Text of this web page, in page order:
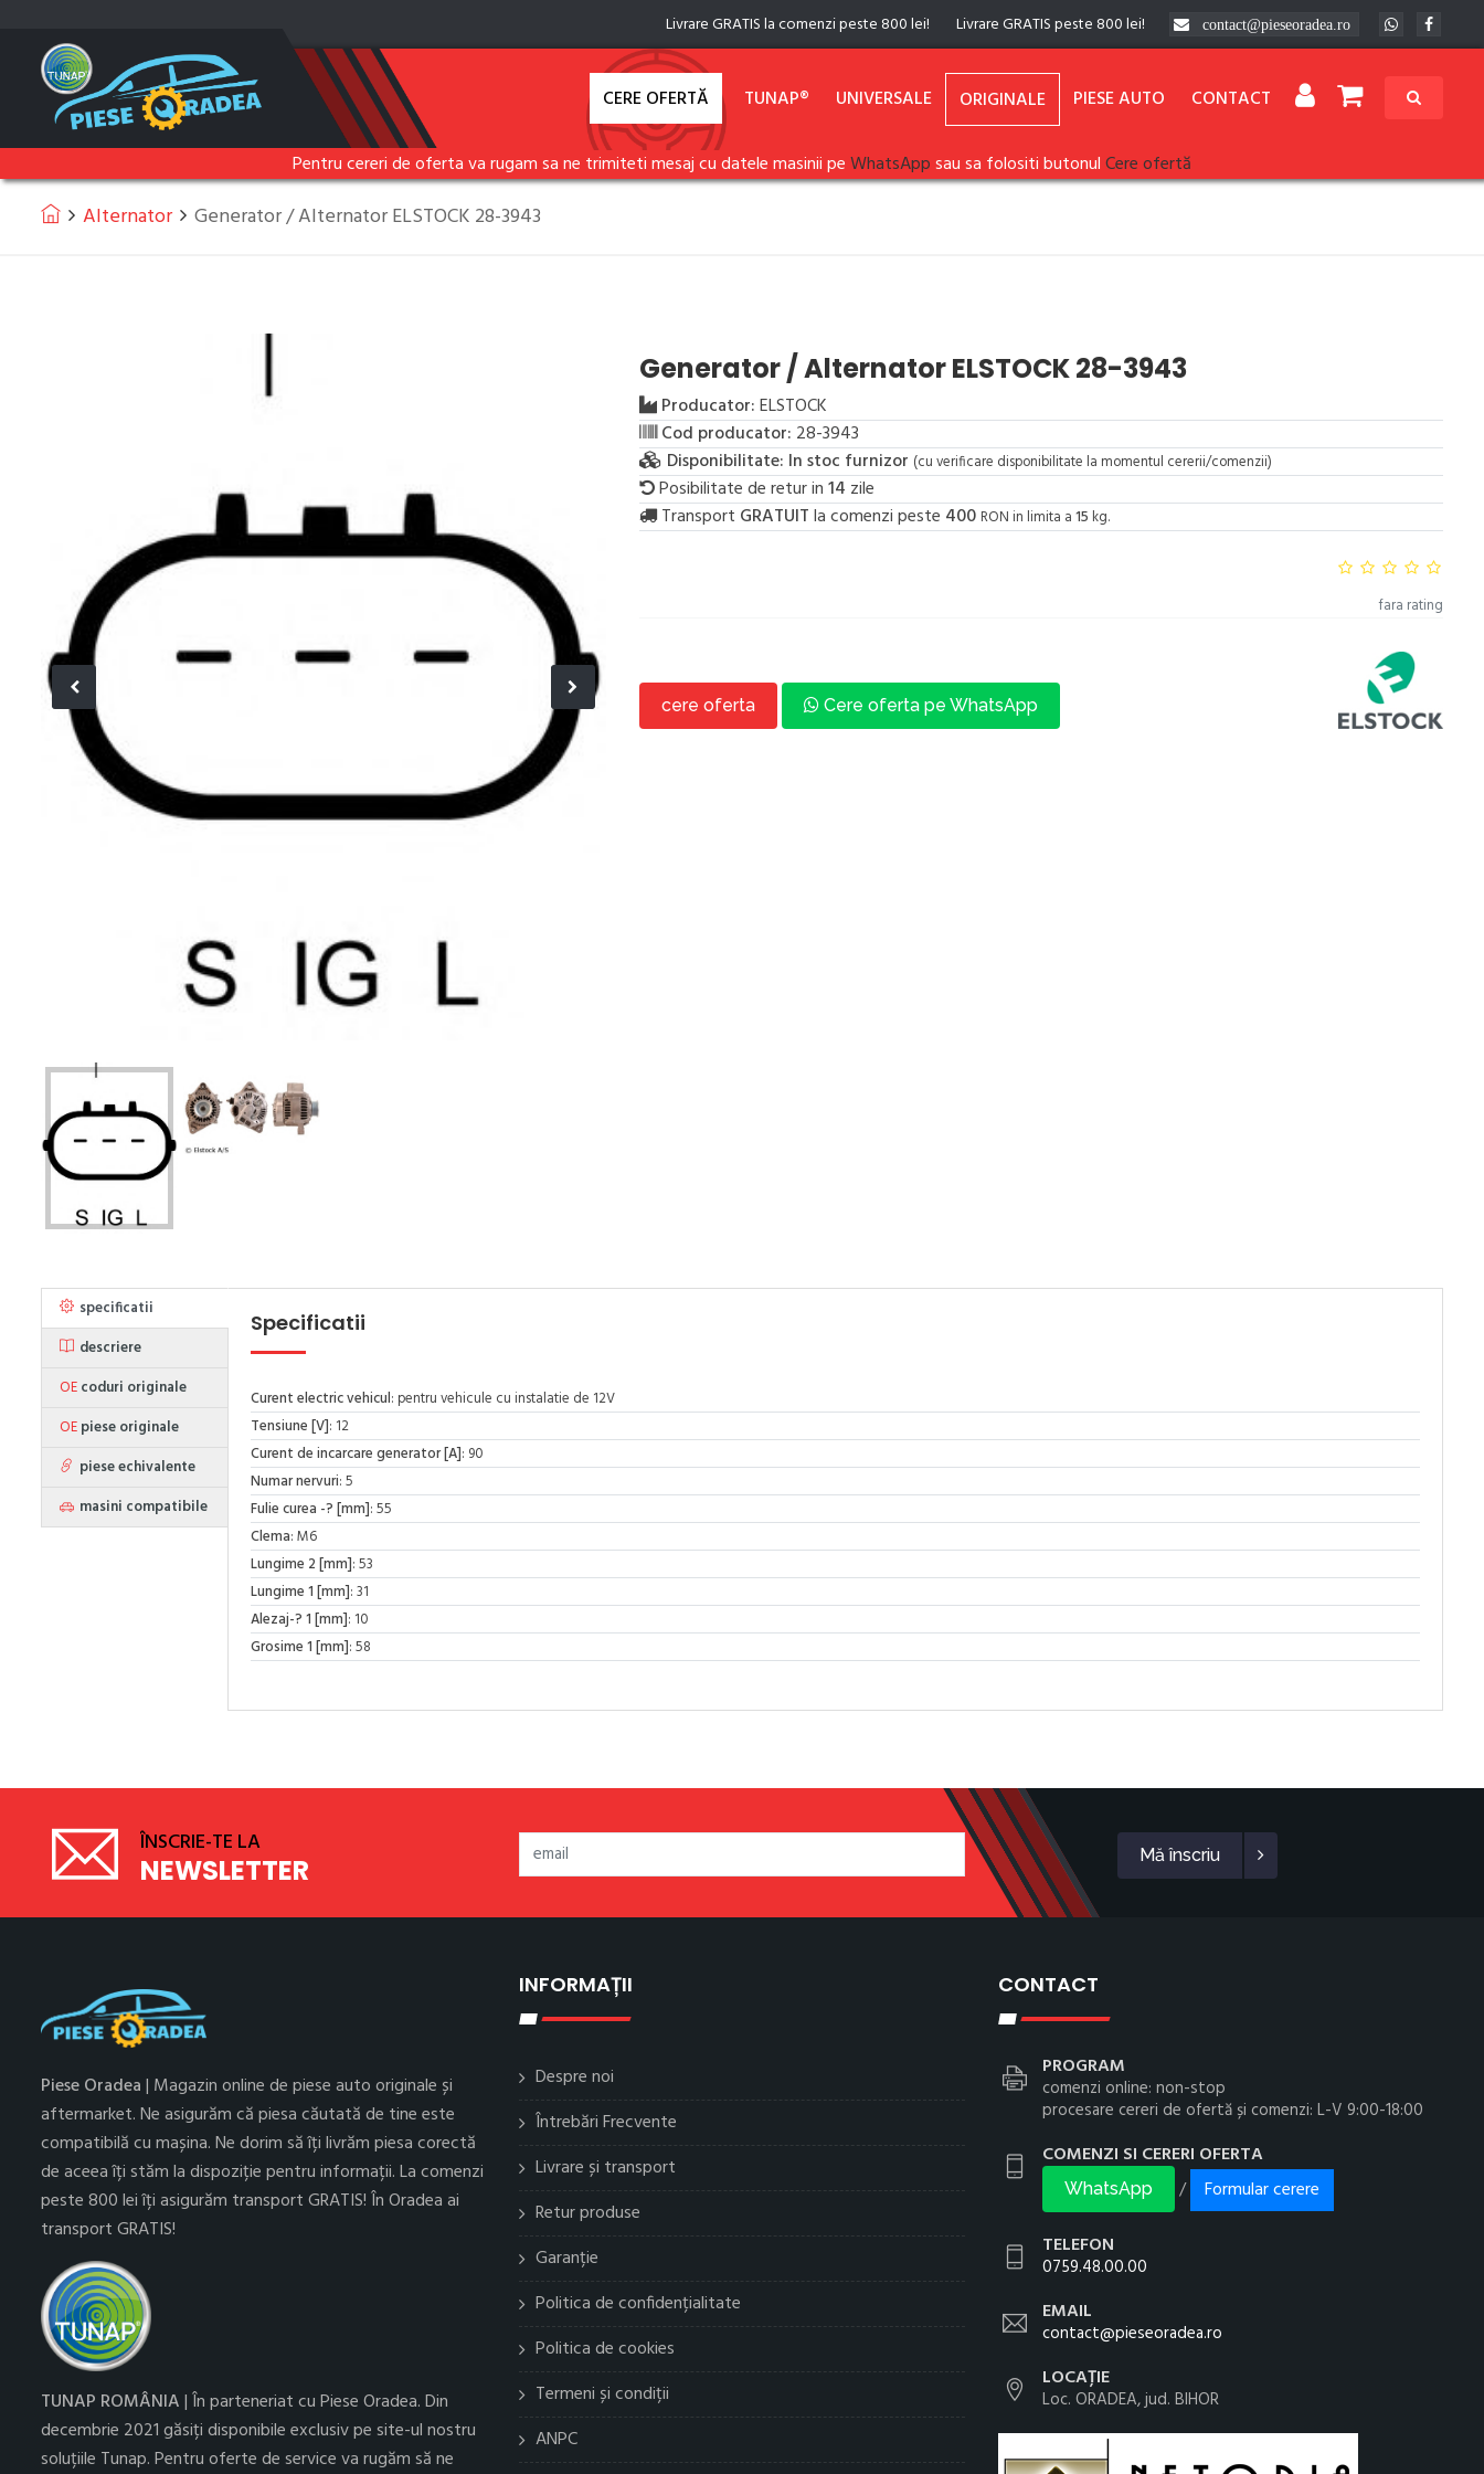
Livrare GRATIS la comenzi peste 800 lei! Livrare GRATIS peste 800 lei! contact@pieseoradea.ro
CERE OFERTĂ TUNAP® UNIVERSALE ORIGINALE PIESE AUTO CONTACT
Pentru cereri de oferta va rugam sa ne trimiteti mesaj cu datele masinii peWhatsAppsau sa folositi butonulCere ofertă
Alternator Generator / Alternator ELSTOCK 28-3943
Generator / Alternator ELSTOCK 28-3943
Producator:ELSTOCK
Cod producator: 28-3943
Disponibilitate: In stoc furnizor (cu verificare disponibilitate la momentul cererii/comenzii)
Posibilitate de retur in14 zile
Transport GRATUITla comenzi peste 400 RON in limita a15 kg.
fara rating
cere oferta Cere oferta pe WhatsApp
specificatii
descriere
OEcoduri originale
OEpiese originale
piese echivalente
masini compatibile
Specificatii
Curent electric vehicul: pentru vehicule cu instalatie de 12V
Tensiune [V]: 12
Curent de incarcare generator [A]: 90
Numar nervuri: 5
Fulie curea -? [mm]: 55
Clema: M6
Lungime 2 [mm]: 53
Lungime 1 [mm]: 31
Alezaj-? 1 [mm]: 10
Grosime 1 [mm]: 58
ÎNSCRIE-TE LA
NEWSLETTER Mă înscriu
Piese Oradea| Magazin online de piese auto originale și
aftermarket. Ne asigurăm că piesa căutată de tine este
compatibilă cu mașina. Ne dorim să îți livrăm piesa corectă
de aceea îți stăm la dispoziție pentru informații. La comenzi
peste 800 lei îți asigurăm transport GRATIS! În Oradea ai
transport GRATIS!
TUNAP ROMÂNIA| În parteneriat cu Piese Oradea. Din
decembrie 2021 găsiți disponibile exclusiv pe site-ul nostru
soluțiile Tunap. Pentru oferte de service va rugăm să ne
INFORMAȚII
Despre noi
Întrebări Frecvente
Livrare și transport
Retur produse
Garanție
Politica de confidențialitate
Politica de cookies
Termeni și condiții
ANPC
CONTACT
PROGRAM
comenzi online: non-stop
procesare cereri de ofertă și comenzi: L-V 9:00-18:00
COMENZI SI CERERI OFERTA
WhatsApp /
Formular cerere
TELEFON
0759.48.00.00
EMAIL
contact@pieseoradea.ro
LOCAȚIE
Loc. ORADEA, jud. BIHOR